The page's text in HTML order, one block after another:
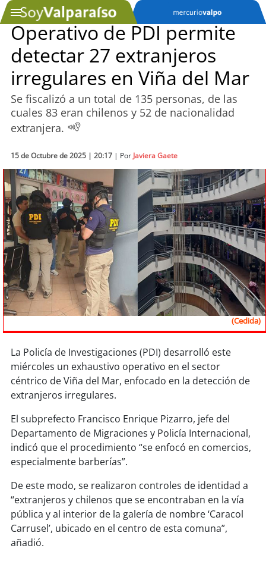
Podcast
Actualidad
Entretención
Economía
Deportes
Tecnología
Sostenibilidad
soy chile
soyarica
soy
soycalama
soyantofagasta
soycopiapó
soyquillota
soysanantonio
Operativo de PDI permite
detectar 27 extranjeros
irregulares en Viña del Mar
Se fiscalizó a un total de 135 personas, de las
cuales 83 eran chilenos y 52 de nacionalidad
extranjera.
15 de Octubre de 2025 | 20:17 | Por Javiera Gaete
(Cedida)
La Policía de Investigaciones (PDI) desarrolló este
miércoles un exhaustivo operativo en el sector
céntrico de Viña del Mar, enfocado en la detección de
extranjeros irregulares.
El subprefecto Francisco Enrique Pizarro, jefe del
Departamento de Migraciones y Policía Internacional,
indicó que el procedimiento “se enfocó en comercios,
especialmente barberías”.
De este modo, se realizaron controles de identidad a
“extranjeros y chilenos que se encontraban en la vía
pública y al interior de la galería de nombre ‘Caracol
Carrusel’, ubicado en el centro de esta comuna”,
añadió.